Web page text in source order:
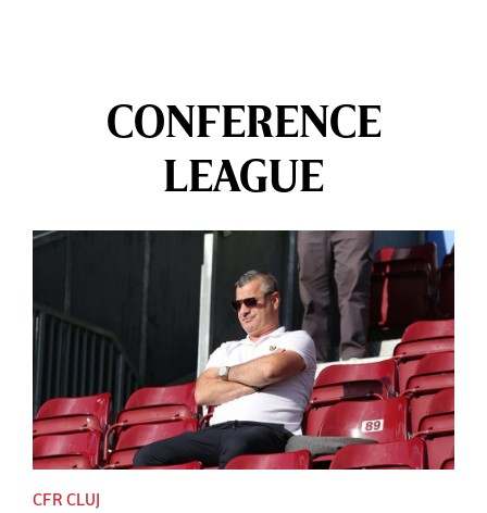
CONFERENCE
LEAGUE
CFR CLUJ